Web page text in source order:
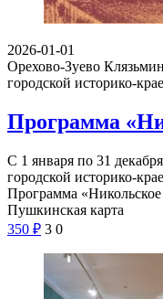
2026-01-01
Орехово-Зуево
городской историко-
Программа
С 1 января по 31
городской историко-
Программа
Пушкинская карта
350 ₽ 3 0